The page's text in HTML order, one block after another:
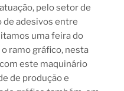
pelo setor de
de adesivos entre
uma feira do
ramo gráfico, nesta
este maquinário
de produção e